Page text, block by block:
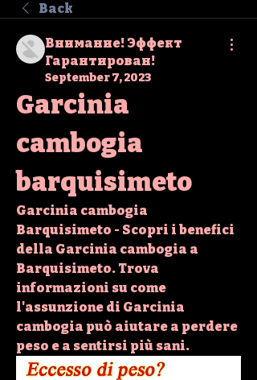
Back
Внимание! Эффект
Гарантирован!
September 7, 2023
Garcinia
cambogia
barquisimeto
Garcinia cambogia
Barquisimeto - Scopri i benefici
della Garcinia cambogia a
Barquisimeto. Trova
informazioni su come
l'assunzione di Garcinia
cambogia può aiutare a perdere
peso e a sentirsi più sani.